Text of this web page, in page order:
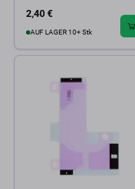
2,40 €
AUF LAGER 10+ Stk